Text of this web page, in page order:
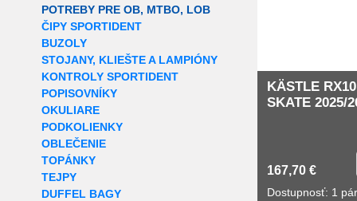
POTREBY PRE OB, MTBO, LOB
ČIPY SPORTIDENT
BUZOLY
STOJANY, KLIEŠTE A LAMPIÓNY
KONTROLY SPORTIDENT
POPISOVNÍKY
OKULIARE
PODKOLIENKY
OBLEČENIE
TOPÁNKY
TEJPY
DUFFEL BAGY
KÄSTLE
SKATE 2025/
167,70 €
Dostupnosť: 1